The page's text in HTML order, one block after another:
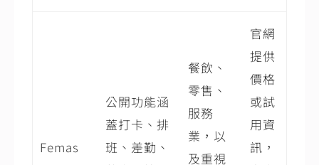
Femas
公開功能涵
蓋打卡、排
班、差勤、
餐飲、
零售、
服務
業，以
及重視
官網
提供
價格
或試
用資
訊，